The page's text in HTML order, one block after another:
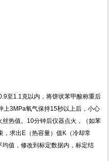
至1.1克以内，将饼状苯甲酸称重后
上3MPa氧气保持15秒以上后，小心
热值。10分钟后仪器点火，（如苯
求出E（热容量）值K（冷却常
值，修改到标定数据内，标定结